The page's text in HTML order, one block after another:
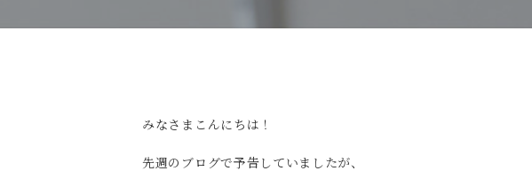
みなさまこんにちは！
先週のブログで予告していましたが、